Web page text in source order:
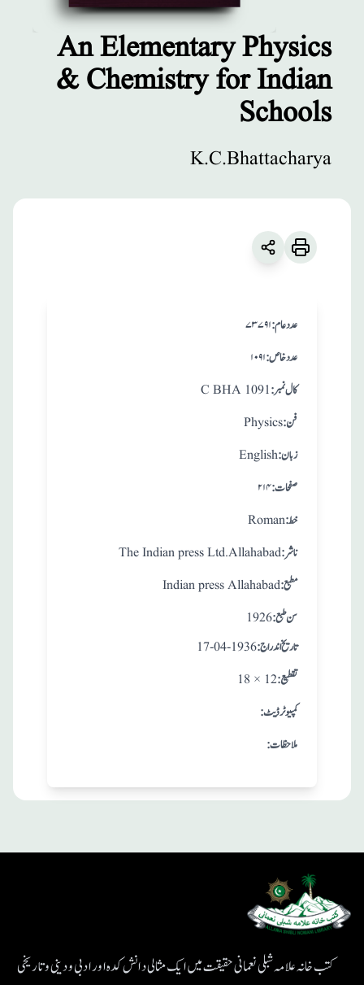
مطبوعات
An Elementary Physics
& Chemistry for Indian
Schools
K.C.Bhattacharya
۷۳۷۹۱ :عدد عام
۱۰۹۱ :عدد خاص
C BHA 1091 :کال نمبر
Physics :فن
English:زبان
۲۱۴:صفحات
Roman:خط
The Indian press Ltd.Allahabad :ناشر
Indian press Allahabad:مطبع
1926: سن طبع
17-04-1936: تاريخ اندراج
18 × 12 :تقطيع
:کمپیوٹر ڈیٹ
:ملاحظات
کتب خانہ علامہ شبلی نعمانی حقیقت میں ایک مثالی دانش کدہ اور ادبی ودینی و تاریخی